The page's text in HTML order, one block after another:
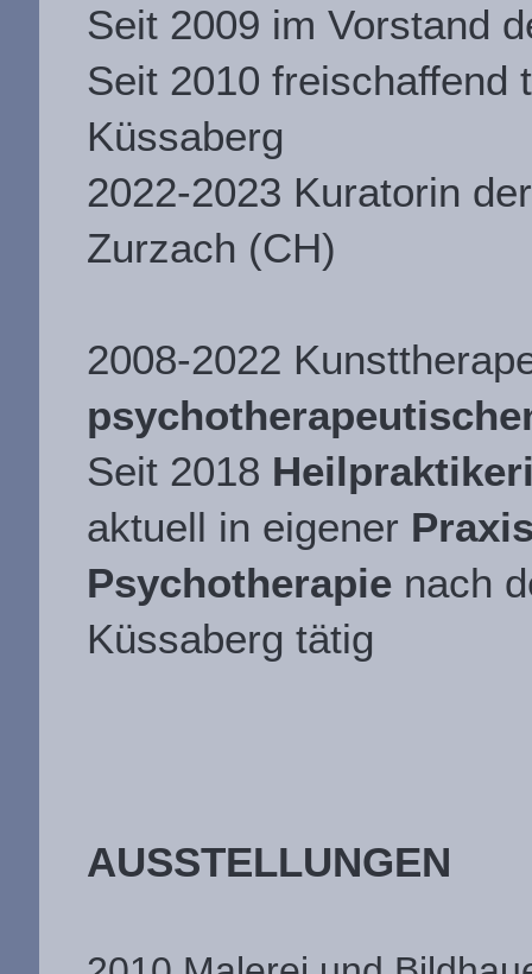
Seit 2009 im Vorstand
Seit 2010 freischaffend
Küssaberg
2022-2023 Kuratorin
Zurzach (CH)
2008-2022
Seit 2018
aktuell in eigener
Psychotherapienach
Küssaberg tätig
AUSSTELLUNGEN